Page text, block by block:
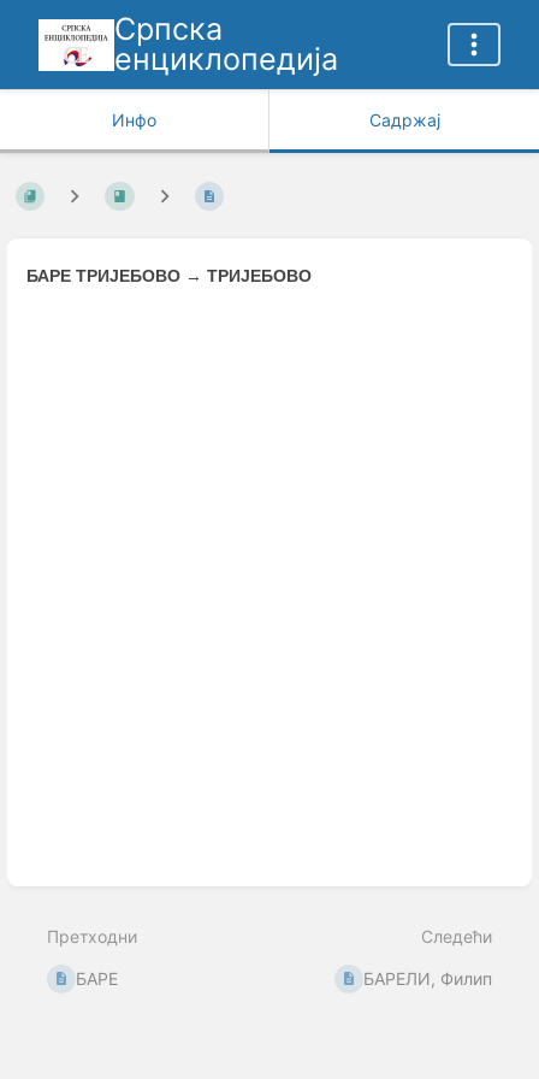
Српска
енциклопедија
Инфо Садржај
БАРЕ ТРИЈЕБОВО → ТРИЈЕБОВО
Претходни
БАРЕ
Следећи
БАРЕЛИ, Филип